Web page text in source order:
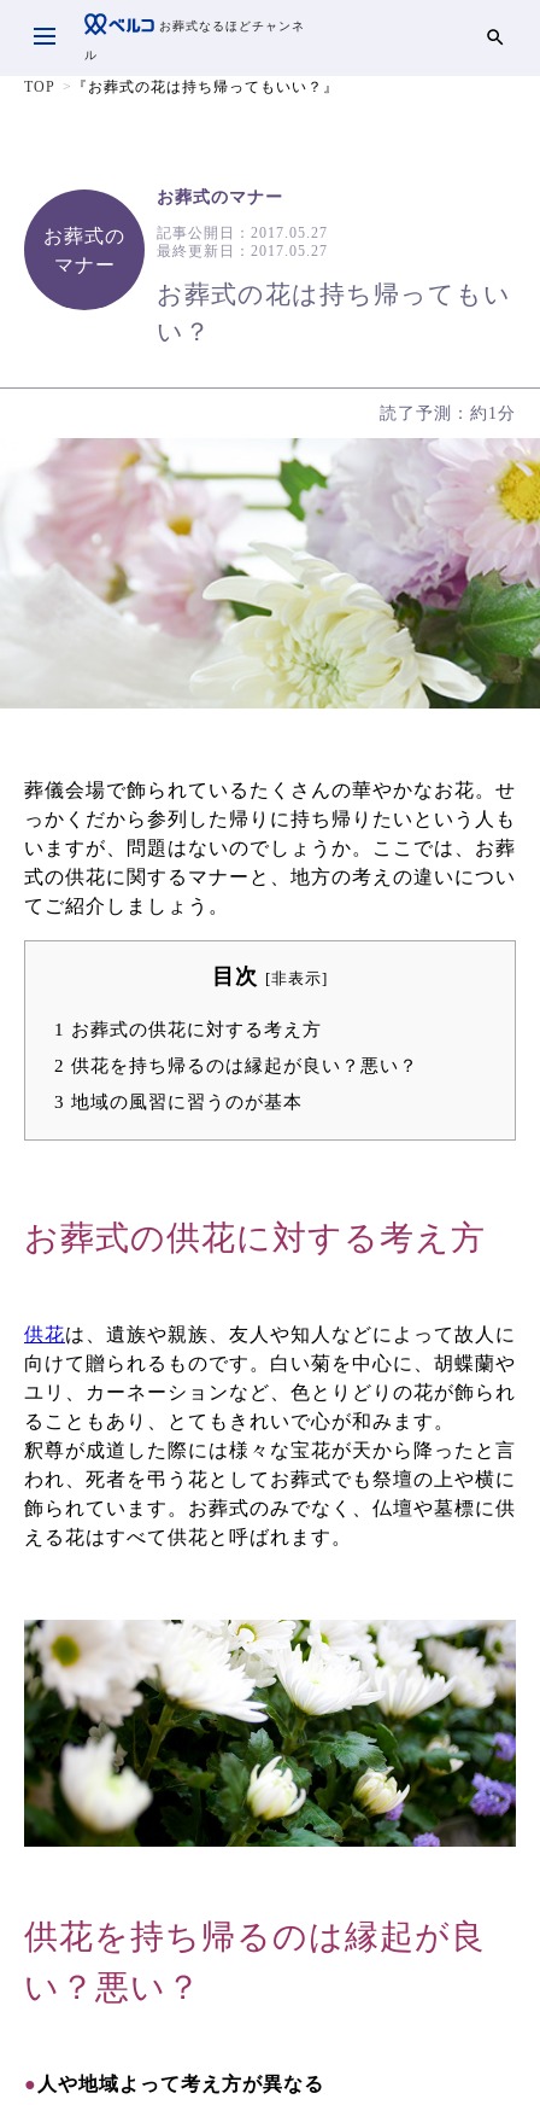
お葬式なるほどチャンネ
ル
TOP 『お葬式の花は持ち帰ってもいい？』
お葬式の
マナー
お葬式のマナー
記事公開日： 2017.05.27
最終更新日： 2017.05.27
お葬式の花は持ち帰ってもい
い？
読了予測：約1分
葬儀会場で飾られているたくさんの華やかなお花。せ
っかくだから参列した帰りに持ち帰りたいという人も
いますが、問題はないのでしょうか。ここでは、お葬
式の供花に関するマナーと、地方の考えの違いについ
てご紹介しましょう。
目次 [非表示]
1 お葬式の供花に対する考え方
2 供花を持ち帰るのは縁起が良い？悪い？
3 地域の風習に習うのが基本
お葬式の供花に対する考え方
供花は、 遺族や親族、友人や知人などによって故人に
向けて贈られるものです。白い菊を中心に、胡蝶蘭や
ユリ、カーネーションなど、色とりどりの花が飾られ
ることもあり、とてもきれいで心が和みます。
釈尊が成道した際には様々な宝花が天から降ったと言
われ、死者を弔う花としてお葬式でも祭壇の上や横に
飾られています。お葬式のみでなく、仏壇や墓標に供
える花はすべて供花と呼ばれます。
供花を持ち帰るのは縁起が良
い？悪い？
● 人や地域よって考え方が異なる